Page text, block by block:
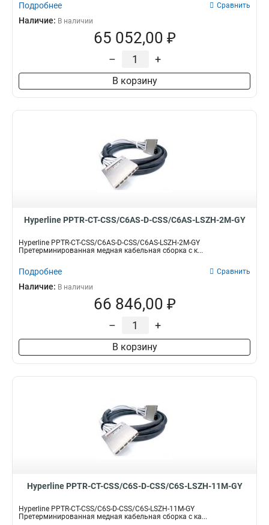
Подробнее Сравнить
Наличие: В наличии
65 052,00 ₽
– +
В корзину
Hyperline PPTR-CT-CSS/C6AS-D-CSS/C6AS-LSZH-2M-GY
Hyperline PPTR-CT-CSS/C6AS-D-CSS/C6AS-LSZH-2M-GY
Претерминированная медная кабельная сборка с к...
Подробнее Сравнить
Наличие: В наличии
66 846,00 ₽
– +
В корзину
Hyperline PPTR-CT-CSS/C6S-D-CSS/C6S-LSZH-11M-GY
Hyperline PPTR-CT-CSS/C6S-D-CSS/C6S-LSZH-11M-GY
Претерминированная медная кабельная сборка с ка...